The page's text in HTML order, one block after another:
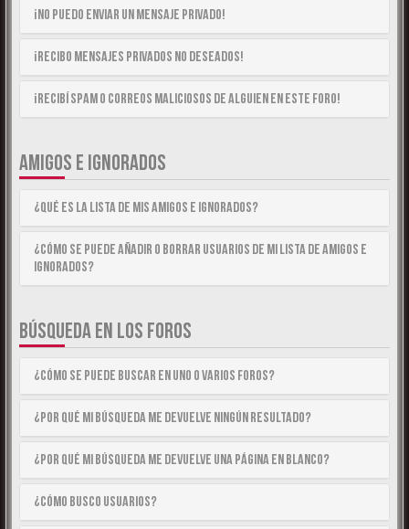
¡No puedo enviar un mensaje privado!
¡Recibo mensajes privados no deseados!
¡Recibí spam o correos maliciosos de alguien en este foro!
AMIGOS E IGNORADOS
¿Qué es la lista de Mis Amigos e Ignorados?
¿Cómo se puede añadir o borrar usuarios de mi lista de Amigos e
Ignorados?
BÚSQUEDA EN LOS FOROS
¿Cómo se puede buscar en uno o varios foros?
¿Por qué mi búsqueda me devuelve ningún resultado?
¿Por qué mi búsqueda me devuelve una página en blanco?
¿Cómo busco usuarios?